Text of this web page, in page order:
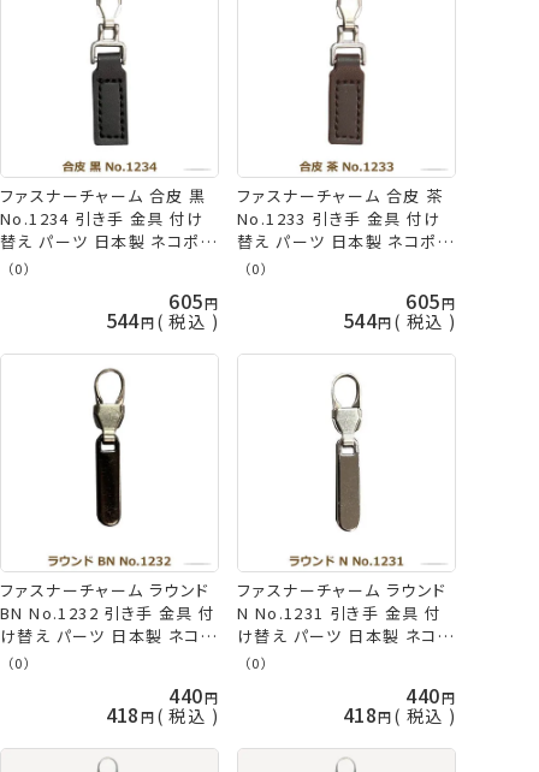
ファスナーチャーム 合皮 黒
No.1234 引き手 金具 付け
替え パーツ 日本製 ネコポス
可 ミササ 手芸の山久
（0）
605
544 税込
ファスナーチャーム 合皮 茶
No.1233 引き手 金具 付け
替え パーツ 日本製 ネコポス
可 ミササ 手芸の山久
（0）
605
544 税込
ファスナーチャーム ラウンド
BN No.1232 引き手 金具 付
け替え パーツ 日本製 ネコポ
ス可 ミササ 手芸の山久
（0）
440
418 税込
ファスナーチャーム ラウンド
N No.1231 引き手 金具 付
け替え パーツ 日本製 ネコポ
ス可 ミササ 手芸の山久
（0）
440
418 税込